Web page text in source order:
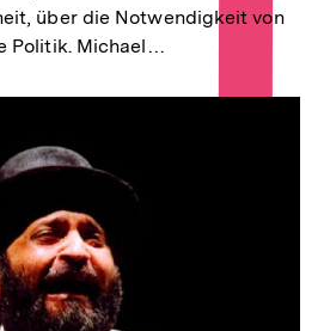
über die Notwendigkeit von
Politik. Michael…